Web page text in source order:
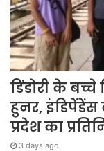
डिंडोरी के
हुनर,
प्रदेश का
3 days ago